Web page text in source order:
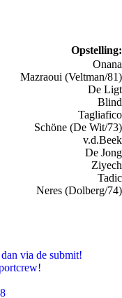
Opstelling:
Onana
Mazraoui (Veltman/81)
De Ligt
Blind
Tagliafico
Schöne (De Wit/73)
v.d.Beek
De Jong
Ziyech
Tadic
Neres (Dolberg/74)
via de submit!